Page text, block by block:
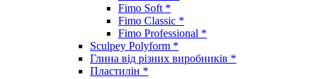
Fimo Soft *
Fimo Classic *
Fimo Professional *
Sculpey Polyform *
Глина від різних виробників *
Пластилін *